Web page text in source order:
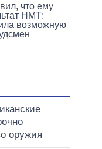
что ему
НМТ:
возможную
оружия